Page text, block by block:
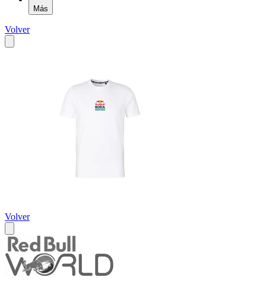
Más
Volver
Volver